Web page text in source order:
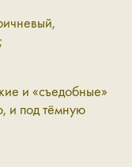
и «съедобные»
и под тёмную